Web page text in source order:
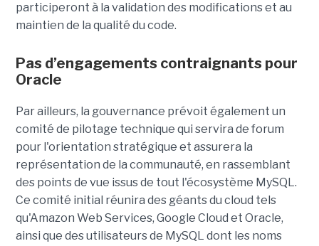
participeront à la validation des modifications et au
maintien de la qualité du code.
Pas d’engagements contraignants pour
Oracle
Par ailleurs, la gouvernance prévoit également un
comité de pilotage technique qui servira de forum
pour l'orientation stratégique et assurera la
représentation de la communauté, en rassemblant
des points de vue issus de tout l'écosystème MySQL.
Ce comité initial réunira des géants du cloud tels
qu'Amazon Web Services, Google Cloud et Oracle,
ainsi que des utilisateurs de MySQL dont les noms